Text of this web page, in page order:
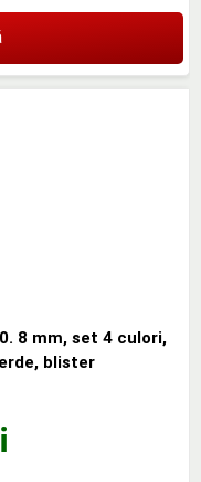
8 mm, set 4 culori,
blister